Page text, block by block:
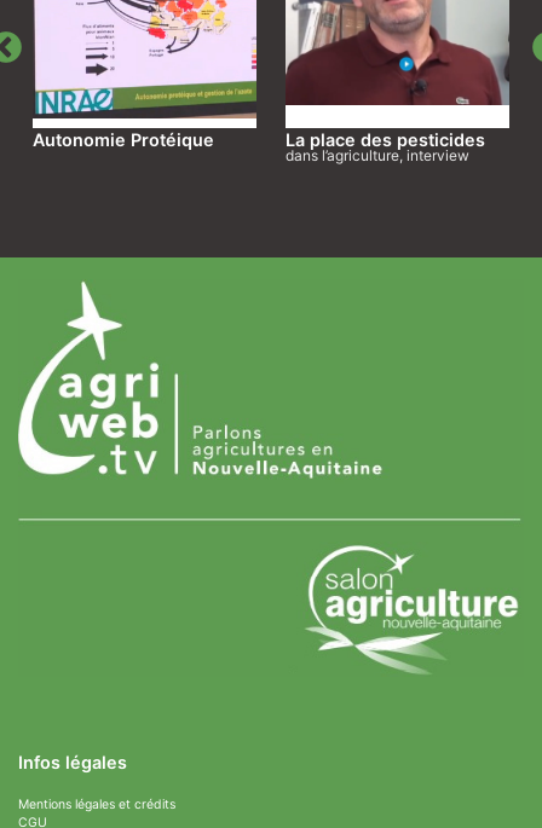
Autonomie Protéique La place des pesticides
dans l’agriculture, interview
Infos légales
Mentions légales et crédits
CGU